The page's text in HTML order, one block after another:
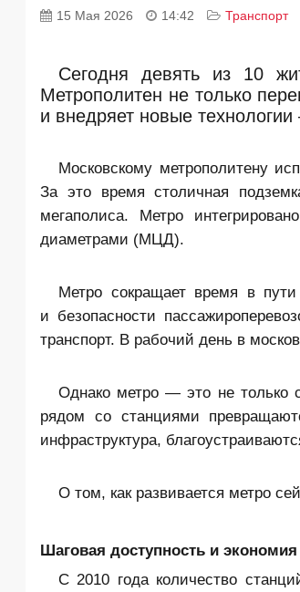
15 Мая 2026 14:42 Транспорт
Сегодня девять из 10
Метрополитен не только
и внедряет новые
Московскому метрополитену
За это время столичная
мегаполиса. Метро
диаметрами (МЦД).
Метро сокращает время в
и безопасности
транспорт. В рабочий день в
Однако метро — это не только
рядом со станциями
инфраструктура,
О том, как развивается метро
Шаговая доступность и
С 2010 года количество